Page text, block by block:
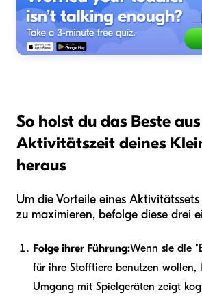
So holst du das Beste
Aktivitätszeit deines
heraus
Um die Vorteile eines
zu maximieren, befolge diese drei
Folge ihrer Führung:Wenn sie die
für ihre Stofftiere benutzen wollen,
Umgang mit Spielgeräten zeigt